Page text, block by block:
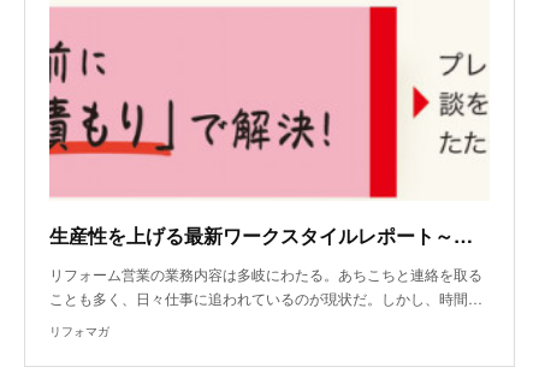
生産性を上げる最新ワークスタイルレポート～商談効率化
リフォーム営業の業務内容は多岐にわたる。あちこちと連絡を取る
ことも多く、日々仕事に追われているのが現状だ。しかし、時間…
リフォマガ